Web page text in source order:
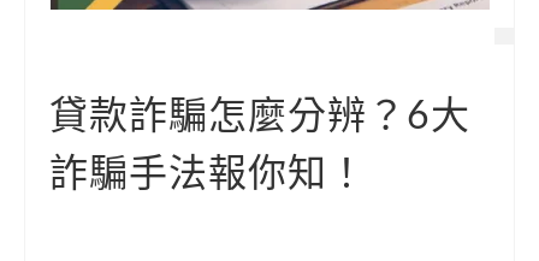
貸款詐騙怎麼分辨？6大
詐騙手法報你知！